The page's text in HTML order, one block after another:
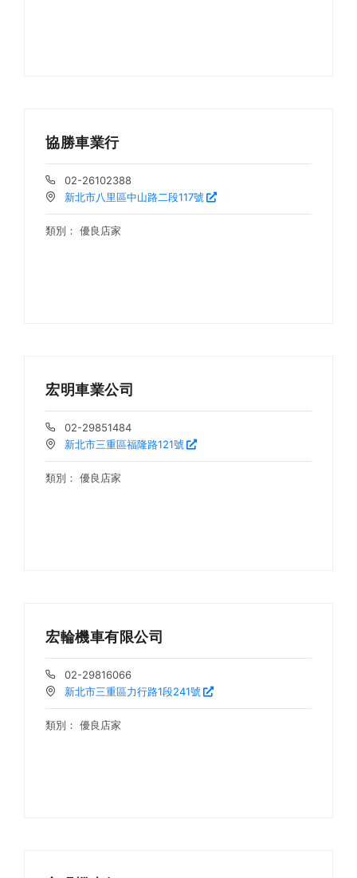
協勝車業行
02-26102388
新北市八里區中山路二段117號
類別： 優良店家
宏明車業公司
02-29851484
新北市三重區福隆路121號
類別： 優良店家
宏輪機車有限公司
02-29816066
新北市三重區力行路1段241號
類別： 優良店家